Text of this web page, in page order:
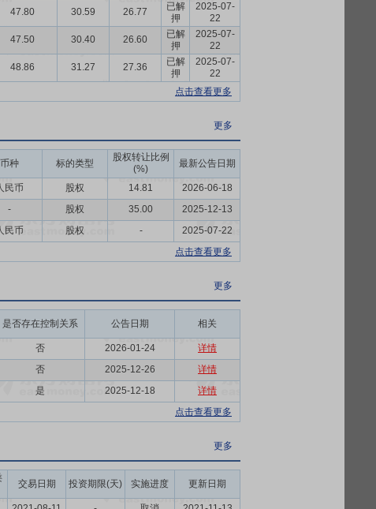
47.80 30.59 26.77
已解
押
2025-07-
22
47.50 30.40 26.60
已解
押
2025-07-
22
48.86 31.27 27.36
已解
押
2025-07-
22
点击查看更多
更多
币种 标的类型
股权转让比例
(%)
最新公告日期
民币 股权 14.81
2026-06-18
- 股权 35.00
2025-12-13
民币 股权 -
2025-07-22
点击查看更多
更多
是否存在控制关系 公告日期 相关
否 2026-01-24
详情
否 2025-12-26
详情
是 2025-12-18
详情
点击查看更多
更多
交易日期 投资期限(天) 实施进度 更新日期